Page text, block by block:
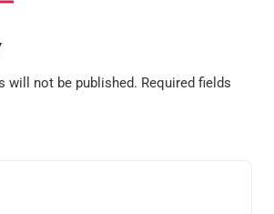
will not be published. Required fields